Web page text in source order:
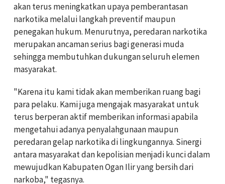
akan terus meningkatkan upaya pemberantasan
narkotika melalui langkah preventif maupun
penegakan hukum. Menurutnya, peredaran narkotika
merupakan ancaman serius bagi generasi muda
sehingga membutuhkan dukungan seluruh elemen
masyarakat.
"Karena itu kami tidak akan memberikan ruang bagi
para pelaku. Kami juga mengajak masyarakat untuk
terus berperan aktif memberikan informasi apabila
mengetahui adanya penyalahgunaan maupun
peredaran gelap narkotika di lingkungannya. Sinergi
antara masyarakat dan kepolisian menjadi kunci dalam
mewujudkan Kabupaten Ogan Ilir yang bersih dari
narkoba," tegasnya.